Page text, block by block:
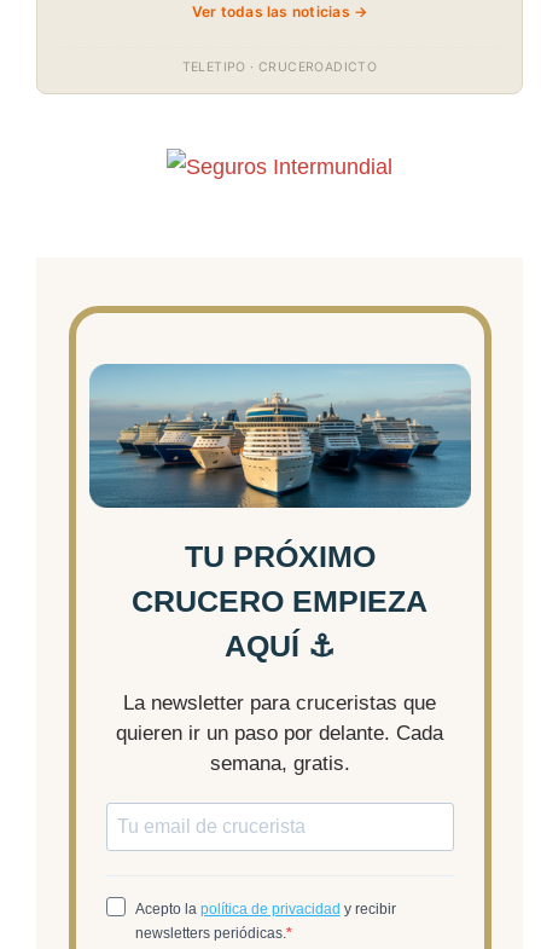
Ver todas las noticias →
TELETIPO · CRUCEROADICTO